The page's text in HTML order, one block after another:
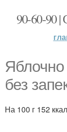
90-60-
Яблочно
без
На 100 г 152